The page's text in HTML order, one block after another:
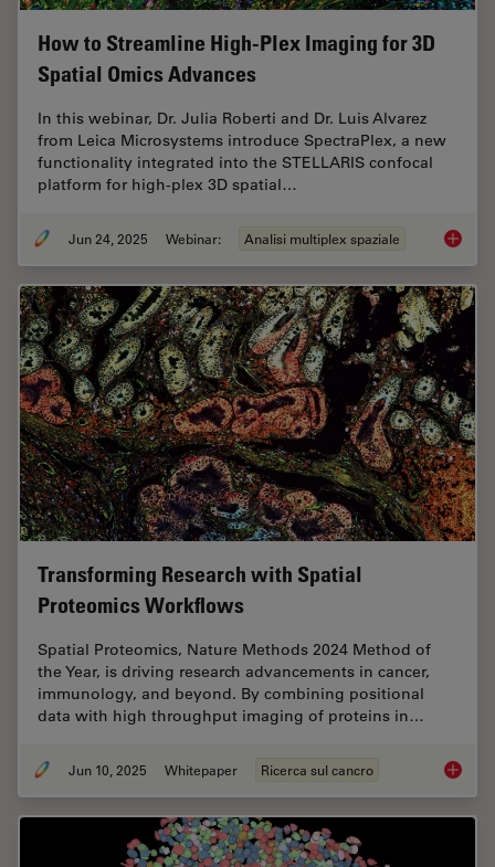
How to Streamline High-Plex Imaging for 3D
Spatial Omics Advances
In this webinar, Dr. Julia Roberti and Dr. Luis Alvarez
from Leica Microsystems introduce SpectraPlex, a new
functionality integrated into the STELLARIS confocal
platform for high-plex 3D spatial…
Jun 24, 2025 Webinar: Analisi multiplex spaziale How to
Transforming Research with Spatial
Proteomics Workflows
Spatial Proteomics, Nature Methods 2024 Method of
the Year, is driving research advancements in cancer,
immunology, and beyond. By combining positional
data with high throughput imaging of proteins in…
Jun 10, 2025 Whitepaper Ricerca sul cancro